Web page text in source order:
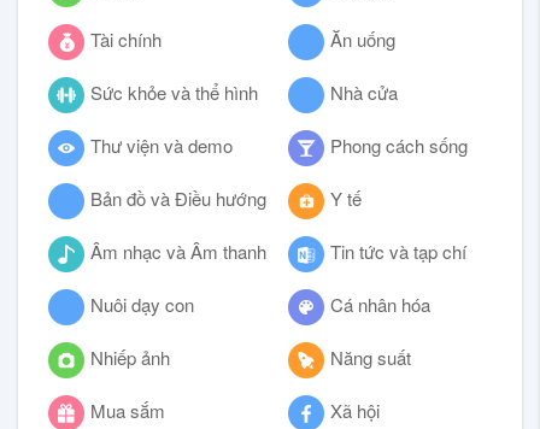
Tài chính Ăn uống
Sức khỏe và thể hình Nhà cửa
Thư viện và demo Phong cách sống
Bản đồ và Điều hướng Y tế
Âm nhạc và Âm thanh Tin tức và tạp chí
Nuôi dạy con Cá nhân hóa
Nhiếp ảnh Năng suất
Mua sắm Xã hội